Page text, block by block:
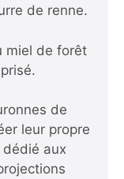
de renne.
miel de forêt
de
leur propre
dédié aux